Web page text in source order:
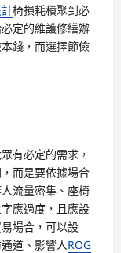
椅損耗積聚到必
定的維護修繕辦
錢，而選擇節儉
有必定的需求，
而是要依據場合
流量密集、座椅
應過度，且應設
場合，可以設
道、影響人ROG